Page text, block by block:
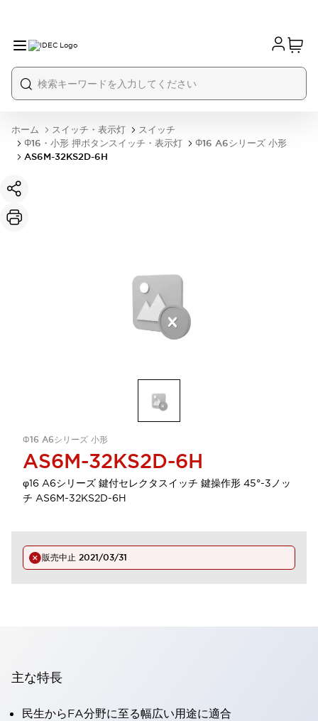
ホーム スイッチ・表示灯
スイッチ
Φ16・小形 押ボタンスイッチ・表示灯
Φ16 A6シリーズ 小形
AS6M-32KS2D-6H
Φ16 A6シリーズ 小形
AS6M-32KS2D-6H
φ16 A6シリーズ 鍵付セレクタスイッチ 鍵操作形 45°-3ノッ
チ AS6M-32KS2D-6H
販売中止 2021/03/31
主な特長
民生からFA分野に至る幅広い用途に適合